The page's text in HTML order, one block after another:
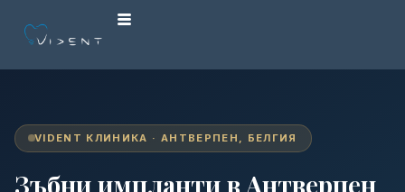
VIDENT КЛИНИКА · АНТВЕРПЕН, БЕЛГИЯ
Зъбни импланти в Антверпен